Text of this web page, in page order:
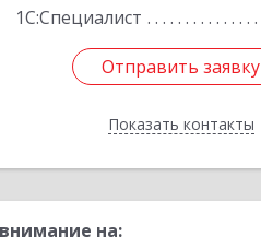
1С:Специалист
Отправить заявку
Показать контакты
Отправить заявку
Назад
на: